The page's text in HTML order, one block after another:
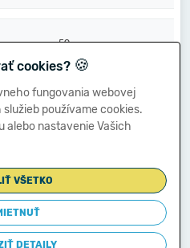
59
na
60
za
po
56
61 -574
cookies? 🍪
fungovania webovej
používame cookies.
alebo nastavenie Vašich
VŠETKO
DETAILY